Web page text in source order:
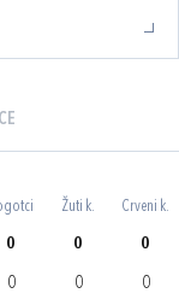
Žuti k. Crveni k.
0 0 0
0 0 0